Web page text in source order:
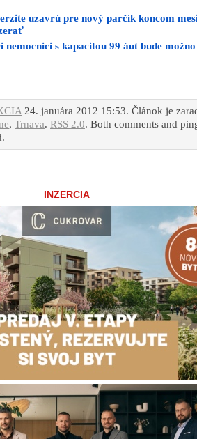
uzavrú pre nový parčík koncom
s kapacitou 99 áut bude
24. januára 2012 15:53. Článok je
, Trnava. RSS 2.0. Both comments and
INZERCIA